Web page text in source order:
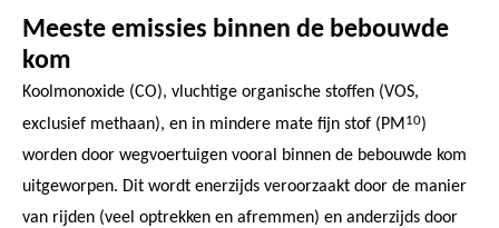
Meeste emissies binnen de bebouwde
kom
Koolmonoxide (CO), vluchtige organische stoffen (VOS,
exclusief methaan), en in mindere mate fijn stof (PM 10)
worden door wegvoertuigen vooral binnen de bebouwde kom
uitgeworpen. Dit wordt enerzijds veroorzaakt door de manier
van rijden (veel optrekken en afremmen) en anderzijds door